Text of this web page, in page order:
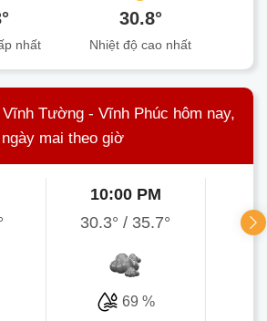
nhất
30.8°
Nhiệt độ cao nhất
Tường - Vĩnh Phúc hôm nay,
ngày mai theo giờ
10:00 PM
30.3°/ 35.7°
69 %